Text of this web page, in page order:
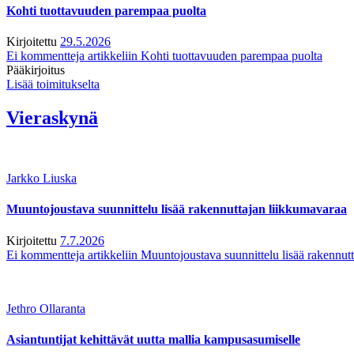
Kohti tuottavuuden parempaa puolta
Kirjoitettu 29.5.2026
Ei kommentteja artikkeliin Kohti tuottavuuden parempaa puolta
Pääkirjoitus
Lisää toimitukselta
Vieraskynä
Jarkko Liuska
Muuntojoustava suunnittelu lisää rakennuttajan liikkumavaraa
Kirjoitettu 7.7.2026
Ei kommentteja artikkeliin Muuntojoustava suunnittelu lisää
Jethro Ollaranta
Asiantuntijat kehittävät uutta mallia kampusasumiselle